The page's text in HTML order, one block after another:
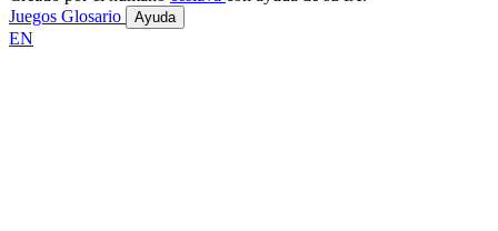
Juegos Glosario Ayuda
EN